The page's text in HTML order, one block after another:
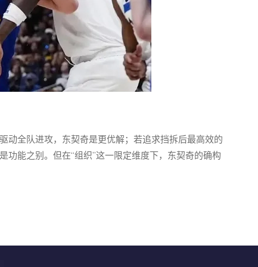
动全队进攻，东契奇是更优解；若追求挡拆后最高效的
能之别。但在“组织”这一限定维度下，东契奇的确构